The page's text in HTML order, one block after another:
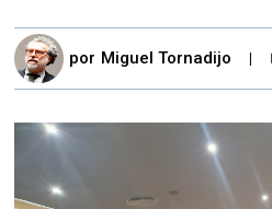
por Miguel Tornadijo